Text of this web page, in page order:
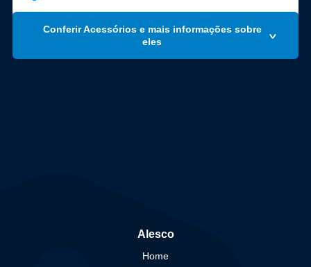
Conferir Acessórios e mais informações sobre
eles
Alesco
Home